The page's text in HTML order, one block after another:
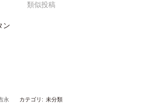
類似投稿
ン
永 カテゴリ: 未分類